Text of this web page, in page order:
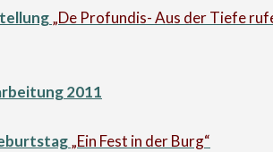
„De Profundis- Aus der Tiefe
2011
„Ein Fest in der Burg“